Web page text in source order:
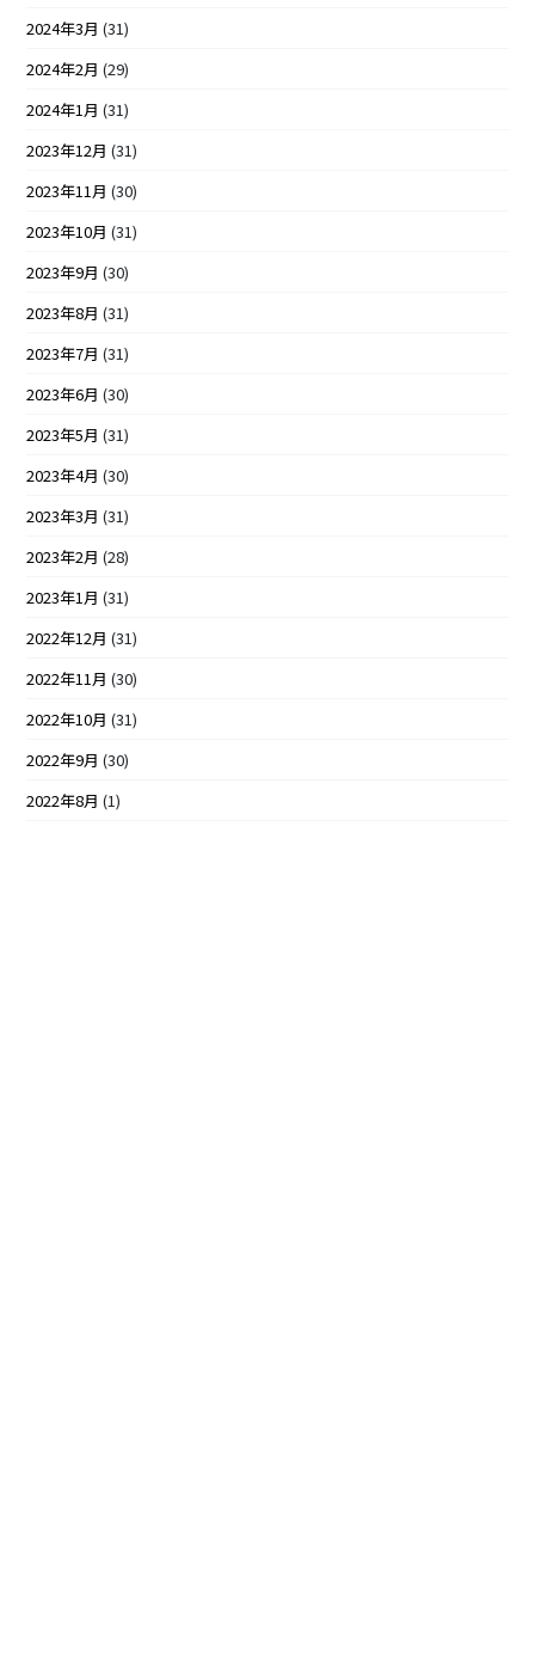
2024年3月 (31)
2024年2月 (29)
2024年1月 (31)
2023年12月 (31)
2023年11月 (30)
2023年10月 (31)
2023年9月 (30)
2023年8月 (31)
2023年7月 (31)
2023年6月 (30)
2023年5月 (31)
2023年4月 (30)
2023年3月 (31)
2023年2月 (28)
2023年1月 (31)
2022年12月 (31)
2022年11月 (30)
2022年10月 (31)
2022年9月 (30)
2022年8月 (1)